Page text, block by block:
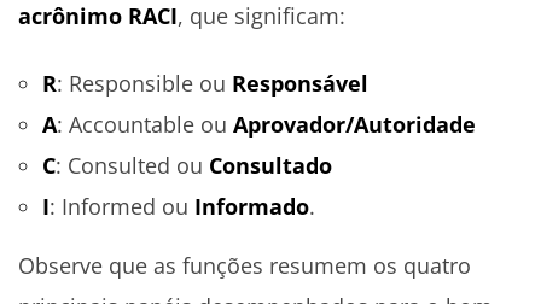
acrônimo RACI, que significam:
R: Responsible ou Responsável
A: Accountable ou Aprovador/Autoridade
C: Consulted ou Consultado
I: Informed ou Informado.
Observe que as funções resumem os quatro